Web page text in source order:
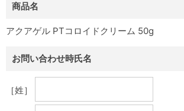
商品名
アクアゲル PTコロイドクリーム 50g
お問い合わせ時氏名
［姓］